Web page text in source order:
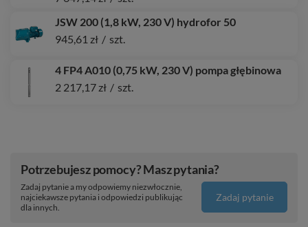
JSW 200 (1,8 kW, 230 V) hydrofor 50
945,61 zł / szt.
4 FP4 A010 (0,75 kW, 230 V) pompa głębinowa
2 217,17 zł / szt.
Potrzebujesz pomocy? Masz pytania?
Zadaj pytanie a my odpowiemy niezwłocznie,
najciekawsze pytania i odpowiedzi publikując
dla innych.
Zadaj pytanie